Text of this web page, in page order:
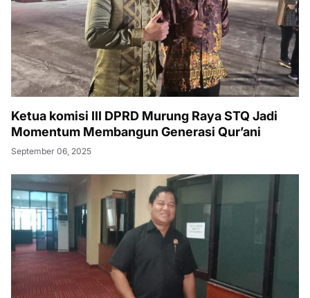
Ketua komisi III DPRD Murung Raya STQ Jadi
Momentum Membangun Generasi Qur’ani
September 06, 2025